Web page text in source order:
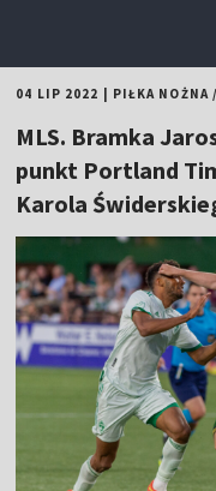
04 LIP 2022 PIŁKA NOŻNA/
MLS. Bramka
punkt Portland
Karola